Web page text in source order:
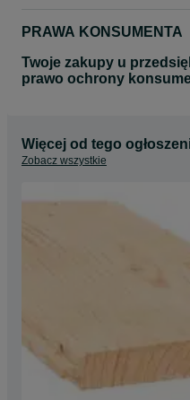
PRAWA KONSUMENTA
Twoje zakupy u
prawo ochrony
Więcej od tego
Zobacz wszystkie